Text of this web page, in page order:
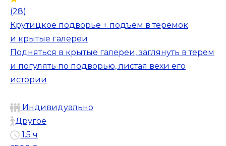
(28)
Крутицкое подворье + подъём в теремок
и крытые галереи
Подняться в крытые галереи, заглянуть в терем
и погулять по подворью, листая вехи его
истории
Индивидуально
Другое
1.5 ч